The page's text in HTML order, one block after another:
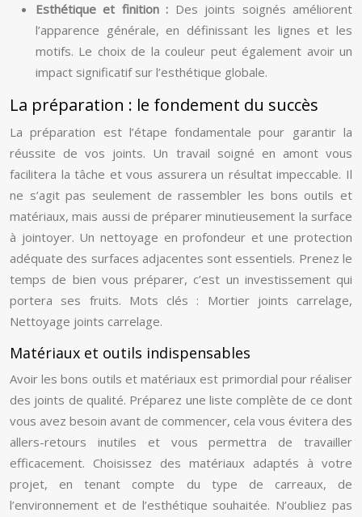
Esthétique et finition : Des joints soignés améliorent
l’apparence générale, en définissant les lignes et les
motifs. Le choix de la couleur peut également avoir un
impact significatif sur l’esthétique globale.
La préparation : le fondement du succès
La préparation est l’étape fondamentale pour garantir la
réussite de vos joints. Un travail soigné en amont vous
facilitera la tâche et vous assurera un résultat impeccable. Il
ne s’agit pas seulement de rassembler les bons outils et
matériaux, mais aussi de préparer minutieusement la surface
à jointoyer. Un nettoyage en profondeur et une protection
adéquate des surfaces adjacentes sont essentiels. Prenez le
temps de bien vous préparer, c’est un investissement qui
portera ses fruits. Mots clés : Mortier joints carrelage,
Nettoyage joints carrelage.
Matériaux et outils indispensables
Avoir les bons outils et matériaux est primordial pour réaliser
des joints de qualité. Préparez une liste complète de ce dont
vous avez besoin avant de commencer, cela vous évitera des
allers-retours inutiles et vous permettra de travailler
efficacement. Choisissez des matériaux adaptés à votre
projet, en tenant compte du type de carreaux, de
l’environnement et de l’esthétique souhaitée. N’oubliez pas